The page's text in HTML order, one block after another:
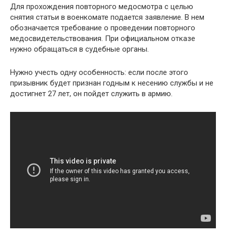
Для прохождения повторного медосмотра с целью
снятия статьи в военкомате подается заявление. В нем
обозначается требование о проведении повторного
медосвидетельствования. При официальном отказе
нужно обращаться в судебные органы.
Нужно учесть одну особенность: если после этого
призывник будет признан годным к несению службы и не
достигнет 27 лет, он пойдет служить в армию.